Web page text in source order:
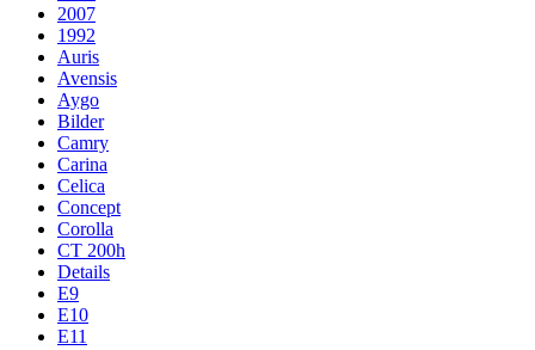
2007
1992
Auris
Avensis
Aygo
Bilder
Camry
Carina
Celica
Concept
Corolla
CT 200h
Details
E9
E10
E11